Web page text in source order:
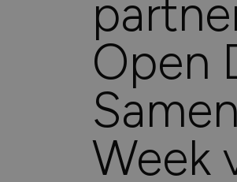
nodig?
Renovatie (Je
huis)
Nieuwbouw (Je
nodig)
Open
Week